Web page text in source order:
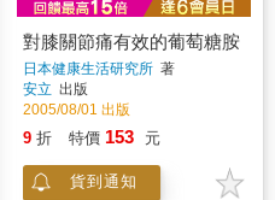
對膝關節痛有效的葡萄糖胺
日本健康生活研究所 著
安立 出版
2005/08/01 出版
9 折 特價 153 元
貨到通知